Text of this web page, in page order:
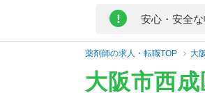
! 安心・安全
薬剤師の求人・転職TOP 大
大阪市西